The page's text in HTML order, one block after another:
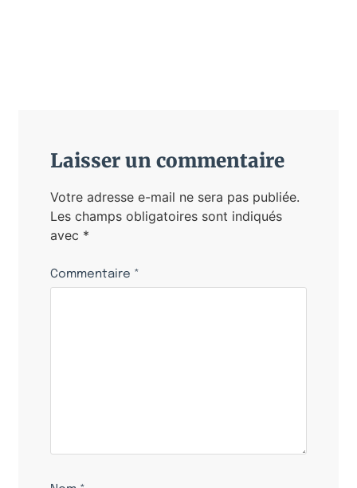
Laisser un commentaire
Votre adresse e-mail ne sera pas publiée.
Les champs obligatoires sont indiqués
avec *
Commentaire *